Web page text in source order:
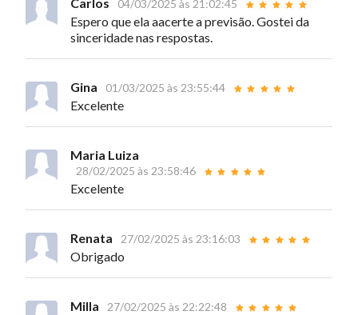
04/03/2025 às 21:02:45
Espero que ela aacerte a previsão. Gostei da
sinceridade nas respostas.
Gina 01/03/2025 às 23:55:44
Excelente
Maria Luiza
28/02/2025 às 23:58:46
Excelente
Renata 27/02/2025 às 23:16:03
Obrigado
Milla 27/02/2025 às 22:22:48